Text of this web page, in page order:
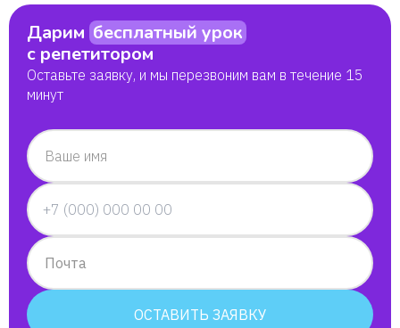
Дарим бесплатный урок
с репетитором
Оставьте заявку, и мы перезвоним вам в течение 15
минут
Ваше имя
Почта
ОСТАВИТЬ ЗАЯВКУ